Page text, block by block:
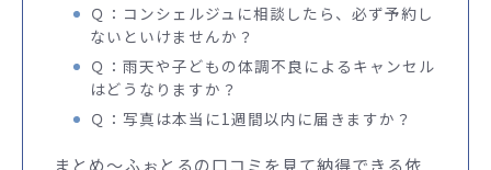
Ｑ：コンシェルジュに相談したら、必ず予約し
ないといけませんか？
Ｑ：雨天や子どもの体調不良によるキャンセル
はどうなりますか？
Ｑ：写真は本当に1週間以内に届きますか？
まとめ～ふぉとるの口コミを見て納得できる依